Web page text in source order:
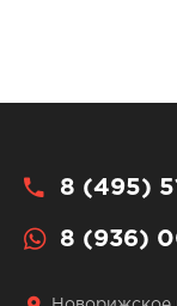
8 (495)
8 (936)